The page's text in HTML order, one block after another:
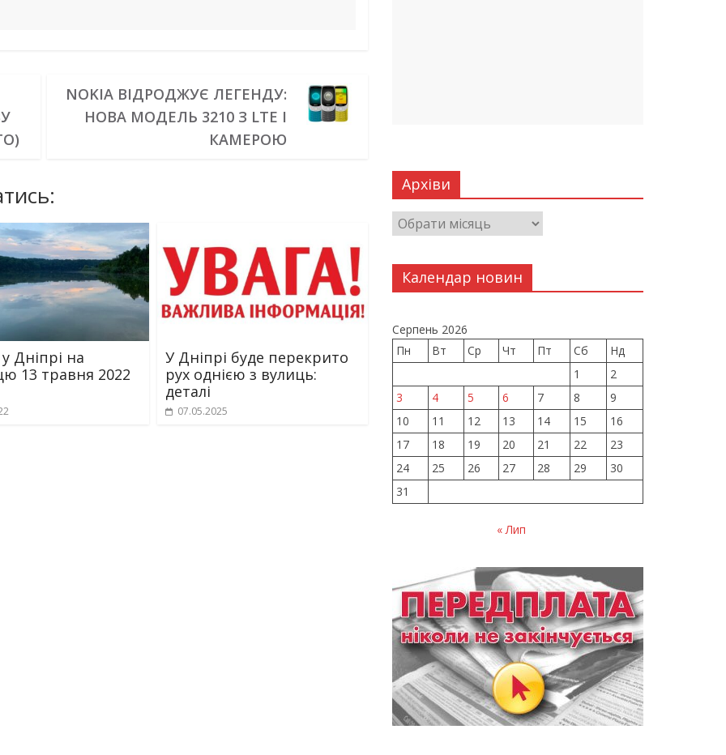
NOKIA ВІДРОДЖУЄ ЛЕГЕНДУ:
НОВА МОДЕЛЬ 3210 З LTE І
КАМЕРОЮ
Дніпрі на
13 травня 2022
У Дніпрі буде перекрито
рух однією з вулиць:
деталі
07.05.2025
Архіви
Календар новин
Серпень 2026
Пн
Вт Ср Чт Пт Сб
Нд
1
2
3
4 5 6 7 8
9
10
11 12 13 14 15
16
17
18 19 20 21 22
23
24
25 26 27 28 29
30
31
« Лип